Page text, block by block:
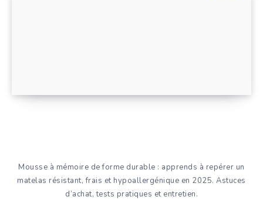
Mousse à mémoire de forme durable : apprends à repérer un
matelas résistant, frais et hypoallergénique en 2025. Astuces
d’achat, tests pratiques et entretien.